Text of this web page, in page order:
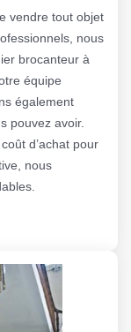
vendre tout objet
nous
brocanteur à
équipe
également
pouvez avoir.
d’achat pour
nous